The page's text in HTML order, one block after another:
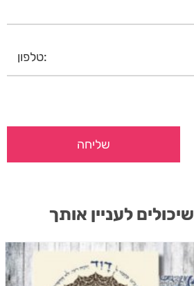
שיכולים לעניין אותך